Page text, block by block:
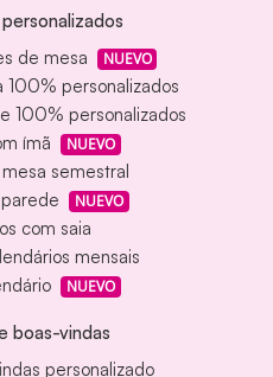
de mesa
NUEVO
100% personalizados
100% personalizados
ímã
NUEVO
semestral
NUEVO
com saia
mensais
NUEVO
boas-vindas
personalizado